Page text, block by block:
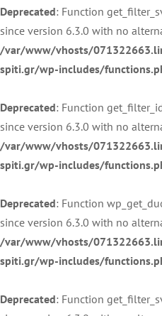
Deprecated: Function
since version 6.3.0 with no
/var/www/vhosts/
spiti.gr/wp-includes/
Deprecated: Function
since version 6.3.0 with no
/var/www/vhosts/
spiti.gr/wp-includes/
Deprecated: Function
since version 6.3.0 with no
/var/www/vhosts/
spiti.gr/wp-includes/
Deprecated: Function